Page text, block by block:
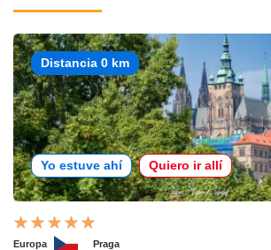
Distancia 0 km
Yo estuve ahí Quiero ir allí
Europa Praga